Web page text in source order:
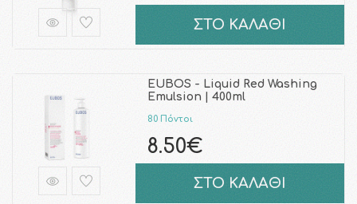
ΣΤΟ ΚΑΛΑΘΙ
EUBOS - Liquid Red Washing
Emulsion | 400ml
80 Πόντοι
8.50€
ΣΤΟ ΚΑΛΑΘΙ